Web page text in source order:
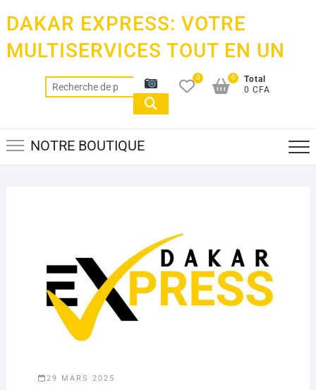
content
DAKAR EXPRESS: VOTRE
MULTISERVICES TOUT EN UN
Recherche
pour :
0
Total
0 CFA
0
NOTRE BOUTIQUE
29 MARS 2025